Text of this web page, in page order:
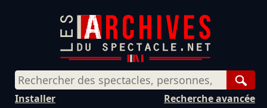
Recherche avancée
Installer